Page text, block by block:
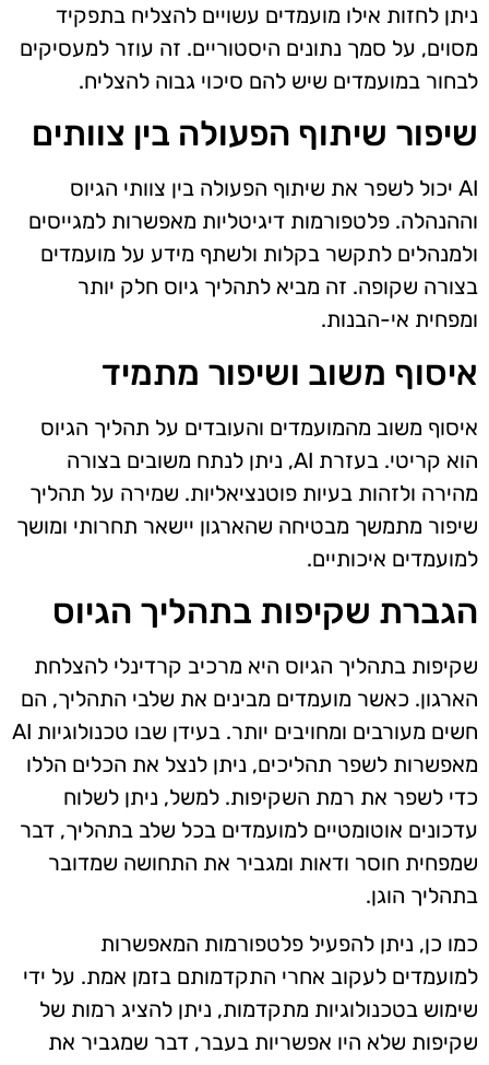
ניתן לחזות אילו מועמדים עשויים להצליח בתפקיד
מסוים, על סמך נתונים היסטוריים. זה עוזר למעסיקים
לבחור במועמדים שיש להם סיכוי גבוה להצליח.
שיפור שיתוף הפעולה בין צוותים
AI יכול לשפר את שיתוף הפעולה בין צוותי הגיוס
וההנהלה. פלטפורמות דיגיטליות מאפשרות למגייסים
ולמנהלים לתקשר בקלות ולשתף מידע על מועמדים
בצורה שקופה. זה מביא לתהליך גיוס חלק יותר
ומפחית אי-הבנות.
איסוף משוב ושיפור מתמיד
איסוף משוב מהמועמדים והעובדים על תהליך הגיוס
הוא קריטי. בעזרת AI, ניתן לנתח משובים בצורה
מהירה ולזהות בעיות פוטנציאליות. שמירה על תהליך
שיפור מתמשך מבטיחה שהארגון יישאר תחרותי ומושך
למועמדים איכותיים.
הגברת שקיפות בתהליך הגיוס
שקיפות בתהליך הגיוס היא מרכיב קרדינלי להצלחת
הארגון. כאשר מועמדים מבינים את שלבי התהליך, הם
חשים מעורבים ומחויבים יותר. בעידן שבו טכנולוגיות AI
מאפשרות לשפר תהליכים, ניתן לנצל את הכלים הללו
כדי לשפר את רמת השקיפות. למשל, ניתן לשלוח
עדכונים אוטומטיים למועמדים בכל שלב בתהליך, דבר
שמפחית חוסר ודאות ומגביר את התחושה שמדובר
בתהליך הוגן.
כמו כן, ניתן להפעיל פלטפורמות המאפשרות
למועמדים לעקוב אחרי התקדמותם בזמן אמת. על ידי
שימוש בטכנולוגיות מתקדמות, ניתן להציג רמות של
שקיפות שלא היו אפשריות בעבר, דבר שמגביר את